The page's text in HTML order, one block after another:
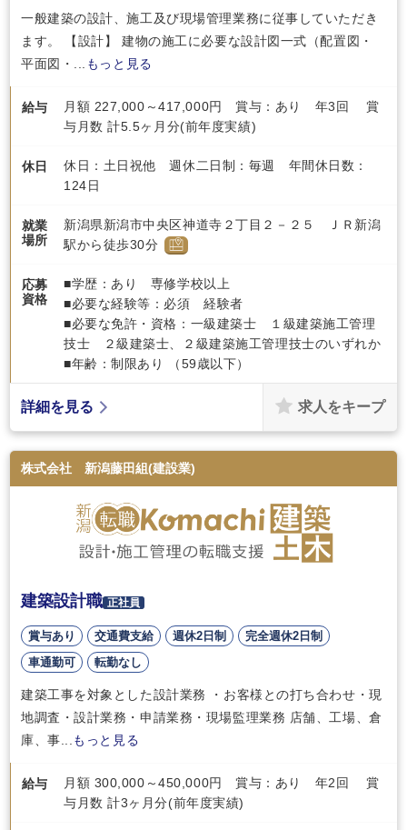
一般建築の設計、施工及び現場管理業務に従事していただき
ます。 【設計】 建物の施工に必要な設計図一式（配置図・
平面図・...
もっと見る
給与
月額 227,000～417,000円 賞与：あり 年3回 賞
与月数 計5.5ヶ月分(前年度実績)
休日
休日：土日祝他 週休二日制：毎週 年間休日数：
124日
就業
場所
新潟県新潟市中央区神道寺２丁目２－２５ ＪＲ新潟
駅から徒歩30分
応募
資格
■学歴：あり 専修学校以上
■必要な経験等：必須 経験者
■必要な免許・資格：一級建築士 １級建築施工管理
技士 ２級建築士、２級建築施工管理技士のいずれか
■年齢：制限あり （59歳以下）
詳細を見る 求人をキープ
株式会社 新潟藤田組(建設業)
建築設計職 正社員
賞与あり 交通費支給 週休2日制
完全週休2日制
車通勤可
転勤なし
建築工事を対象とした設計業務 ・お客様との打ち合わせ・現
地調査・設計業務・申請業務・現場監理業務 店舗、工場、倉
庫、事...もっと見る
給与
月額 300,000～450,000円 賞与：あり 年2回 賞
与月数 計3ヶ月分(前年度実績)